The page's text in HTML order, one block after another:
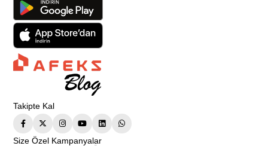
Takipte Kal
Size Özel Kampanyalar